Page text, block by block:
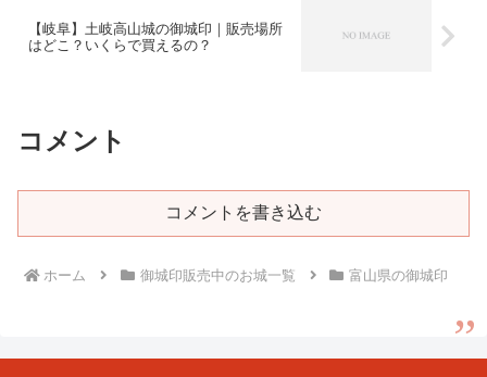
【岐阜】土岐高山城の御城印｜販売場所
はどこ？いくらで買えるの？
コメント
コメントを書き込む
ホーム 御城印販売中のお城一覧 富山県の御城印